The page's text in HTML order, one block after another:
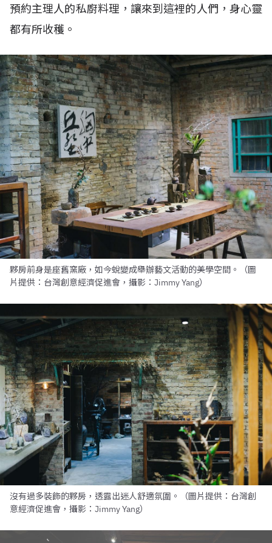
預約主理人的私廚料理，讓來到這裡的人們，身心靈
都有所收穫。
夥房前身是座舊窯廠，如今蛻變成舉辦藝文活動的美學空間。（圖
片提供：台灣創意經濟促進會，攝影：Jimmy Yang）
沒有過多裝飾的夥房，透露出迷人舒適氛圍。（圖片提供：台灣創
意經濟促進會，攝影：Jimmy Yang）